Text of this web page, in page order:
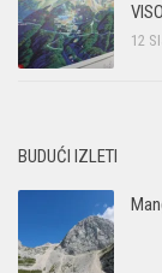
12
BUDUĆI IZLETI